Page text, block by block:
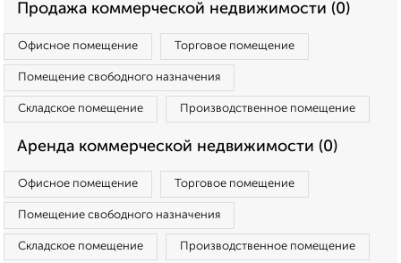
Продажа коммерческой недвижимости (0)
Офисное помещение Торговое помещение
Помещение свободного назначения
Складское помещение Производственное помещение
Аренда коммерческой недвижимости (0)
Офисное помещение Торговое помещение
Помещение свободного назначения
Складское помещение Производственное помещение